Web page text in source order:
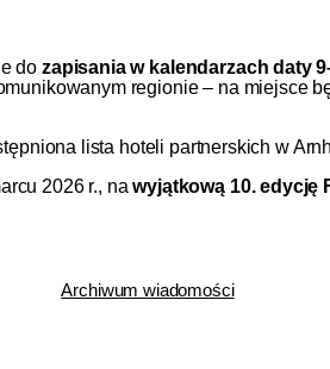
do zapisania w kalendarzach daty
regionie – na miejsce
lista hoteli partnerskich w
2026 r., nawyjątkową 10. edycję
Archiwum wiadomości